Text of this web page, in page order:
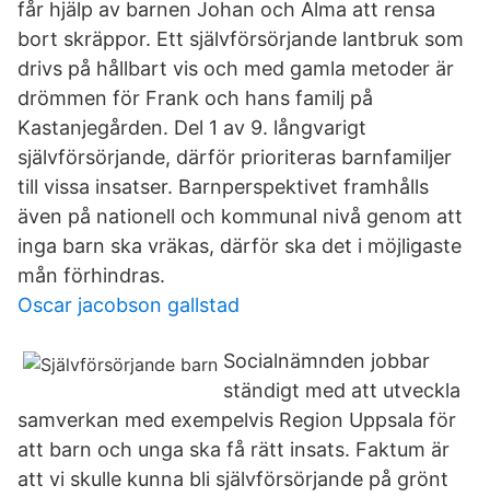
får hjälp av barnen Johan och Alma att rensa
bort skräppor. Ett självförsörjande lantbruk som
drivs på hållbart vis och med gamla metoder är
drömmen för Frank och hans familj på
Kastanjegården. Del 1 av 9. långvarigt
självförsörjande, därför prioriteras barnfamiljer
till vissa insatser. Barnperspektivet framhålls
även på nationell och kommunal nivå genom att
inga barn ska vräkas, därför ska det i möjligaste
mån förhindras.
Oscar jacobson gallstad
Socialnämnden jobbar
ständigt med att utveckla
samverkan med exempelvis Region Uppsala för
att barn och unga ska få rätt insats. Faktum är
att vi skulle kunna bli självförsörjande på grönt